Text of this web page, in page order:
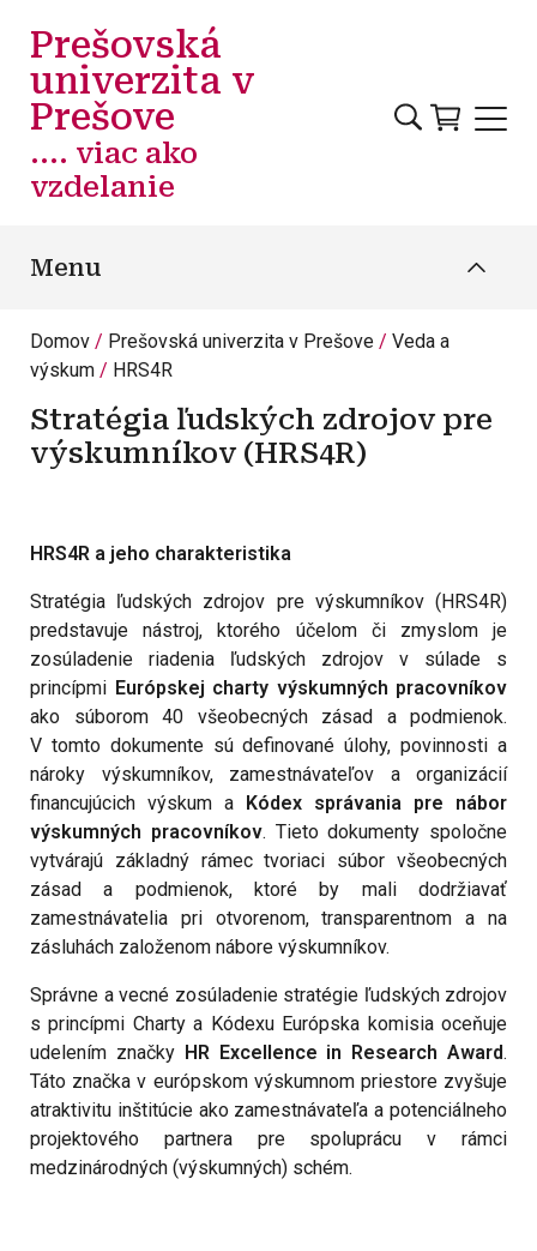
Prešovská
univerzita v
Prešove
.... viac ako
vzdelanie
Menu
Domov Prešovská univerzita v Prešove
Veda a
výskum
HRS4R
Stratégia ľudských zdrojov pre
výskumníkov (HRS4R)
HRS4R a jeho charakteristika
Stratégia ľudských zdrojov pre výskumníkov (HRS4R)
predstavuje nástroj, ktorého účelom či zmyslom je
zosúladenie riadenia ľudských zdrojov v súlade s
princípmi Európskej charty výskumných pracovníkov
ako súborom 40 všeobecných zásad a podmienok.
V tomto dokumente sú definované úlohy, povinnosti a
nároky výskumníkov, zamestnávateľov a organizácií
financujúcich výskum a Kódex správania pre nábor
výskumných pracovníkov. Tieto dokumenty spoločne
vytvárajú základný rámec tvoriaci súbor všeobecných
zásad a podmienok, ktoré by mali dodržiavať
zamestnávatelia pri otvorenom, transparentnom a na
zásluhách založenom nábore výskumníkov.
Správne a vecné zosúladenie stratégie ľudských zdrojov
s princípmi Charty a Kódexu Európska komisia oceňuje
udelením značky HR Excellence in Research Award.
Táto značka v európskom výskumnom priestore zvyšuje
atraktivitu inštitúcie ako zamestnávateľa a potenciálneho
projektového partnera pre spoluprácu v rámci
medzinárodných (výskumných) schém.